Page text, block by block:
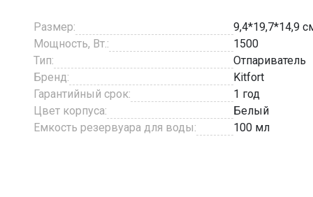
Размер:
9,4*19,7*14,9
Мощность, Вт.:
1500
Тип:
Отпариватель
Бренд:
Kitfort
Гарантийный срок:
1 год
Цвет корпуса:
Белый
Емкость резервуара для воды:
100 мл